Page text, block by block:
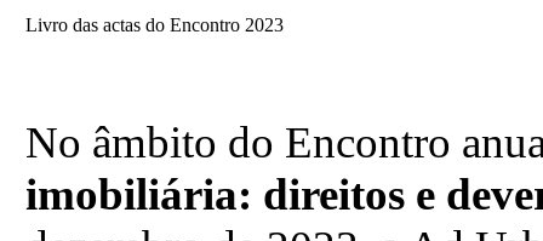
Livro das actas do Encontro 2023
No âmbito do Encontro
imobiliária: direitos e